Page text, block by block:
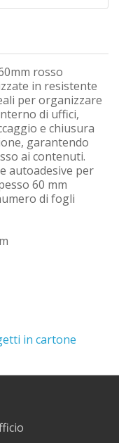
rosso
in resistente
per organizzare
di uffici,
e chiusura
garantendo
ai contenuti.
autoadesive per
60 mm
di fogli
in cartone